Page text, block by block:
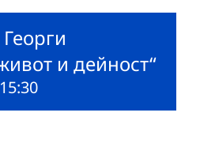
и дейност“